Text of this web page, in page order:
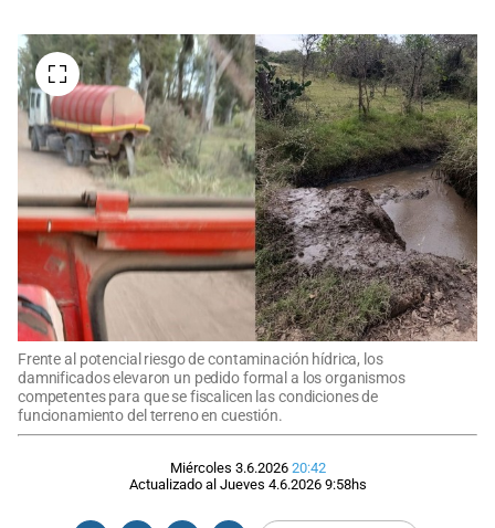
Frente al potencial riesgo de contaminación hídrica, los
damnificados elevaron un pedido formal a los organismos
competentes para que se fiscalicen las condiciones de
funcionamiento del terreno en cuestión.
Miércoles 3.6.2026 20:42
Actualizado al Jueves 4.6.2026 9:58hs